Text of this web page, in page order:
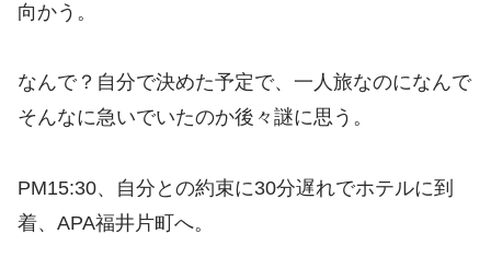
向かう。
なんで？自分で決めた予定で、一人旅なのになんで
そんなに急いでいたのか後々謎に思う。
PM15:30、自分との約束に30分遅れでホテルに到
着、APA福井片町へ。